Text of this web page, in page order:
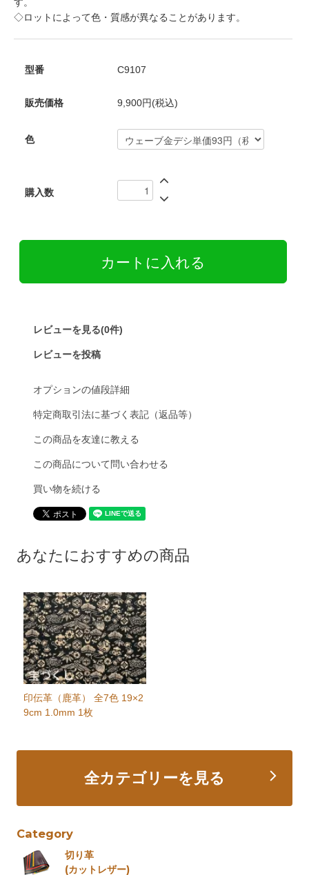
◇ロットによって色・質感が異なることがあります。
型番 C9107
販売価格 9,900円(税込)
色
購入数
レビューを見る(0件)
レビューを投稿
オプションの値段詳細
特定商取引法に基づく表記（返品等）
この商品を友達に教える
この商品について問い合わせる
買い物を続ける
あなたにおすすめの商品
印伝革（鹿革） 全7色 19×2
9cm 1.0mm 1枚
全カテゴリーを見る
Category
切り革
(カットレザー)